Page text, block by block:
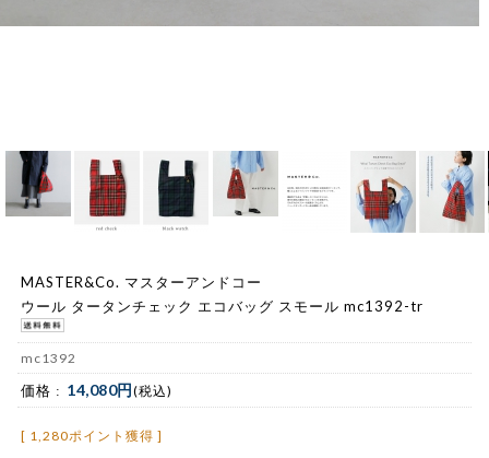
MASTER&Co. マスターアンドコー
ウール タータンチェック エコバッグ スモール mc1392-tr
mc1392
価格 : 14,080円(税込)
[ 1,280ポイント獲得 ]